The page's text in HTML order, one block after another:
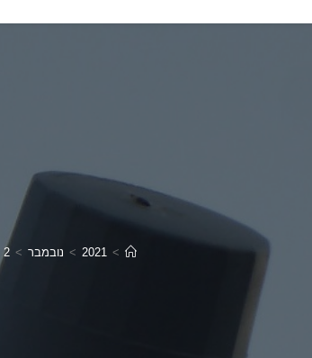
>
2021
> נובמבר >
2